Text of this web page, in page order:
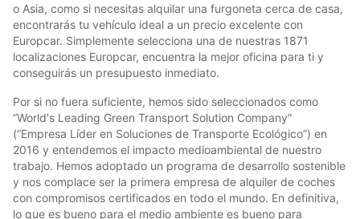
o Asia, como si necesitas alquilar una furgoneta cerca de casa,
encontrarás tu vehículo ideal a un precio excelente con
Europcar. Simplemente selecciona una de nuestras 1871
localizaciones Europcar, encuentra la mejor oficina para ti y
conseguirás un presupuesto inmediato.
Por si no fuera suficiente, hemos sido seleccionados como
“World's Leading Green Transport Solution Company”
(“Empresa Líder en Soluciones de Transporte Ecológico”) en
2016 y entendemos el impacto medioambiental de nuestro
trabajo. Hemos adoptado un programa de desarrollo sostenible
y nos complace ser la primera empresa de alquiler de coches
con compromisos certificados en todo el mundo. En definitiva,
lo que es bueno para el medio ambiente es bueno para